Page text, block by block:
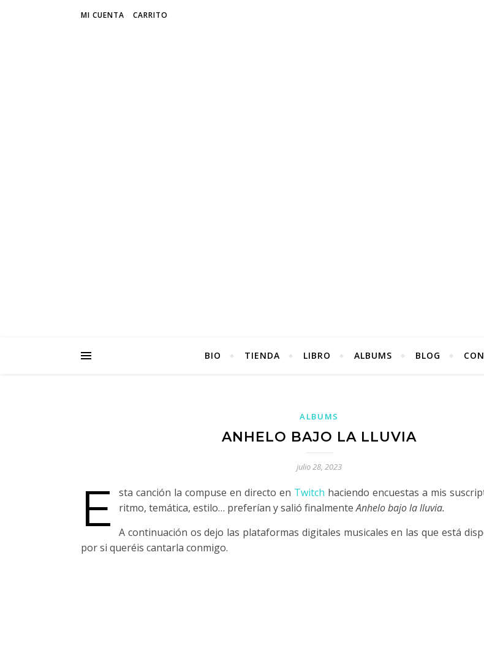
MI CUENTA CARRITO
BIO TIENDA LIBRO ALBUMS BLOG
ALBUMS
ANHELO BAJO LA LLUVIA
julio 28, 2023
E sta canción la compuse en directo en Twitch haciendo encuestas a mis
ritmo, temática, estilo… preferían y salió finalmenteAnhelo bajo la lluvia.
A continuación os dejo las plataformas digitales musicales en las que está
por si queréis cantarla conmigo.